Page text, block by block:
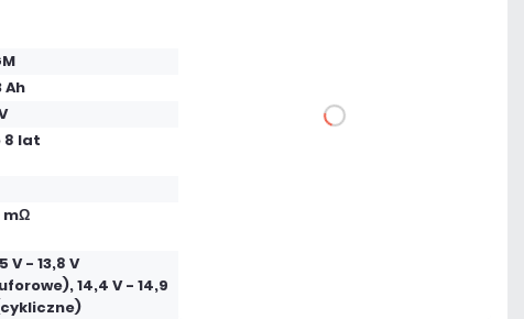
Ah
8 lat
mΩ
V - 13,8 V
14,4 V - 14,9
DO KOSZYKA